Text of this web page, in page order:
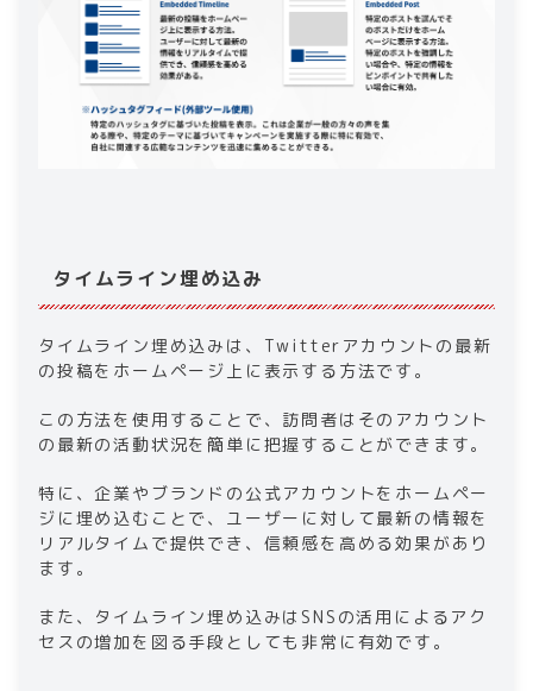
タイムライン埋め込み
タイムライン埋め込みは、Twitterアカウントの最新
の投稿をホームページ上に表示する方法です。
この方法を使用することで、訪問者はそのアカウント
の最新の活動状況を簡単に把握することができます。
特に、企業やブランドの公式アカウントをホームペー
ジに埋め込むことで、ユーザーに対して最新の情報を
リアルタイムで提供でき、信頼感を高める効果があり
ます。
また、タイムライン埋め込みはSNSの活用によるアク
セスの増加を図る手段としても非常に有効です。